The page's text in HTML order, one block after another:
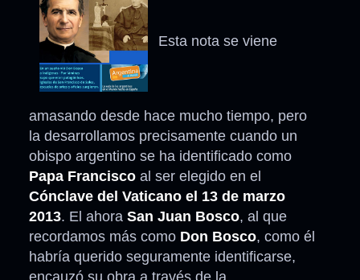
Esta nota se viene
amasando desde hace mucho tiempo, pero
la desarrollamos precisamente cuando un
obispo argentino se ha identificado como
Papa Francisco al ser elegido en el
Cónclave del Vaticano el 13 de marzo
2013. El ahora San Juan Bosco, al que
recordamos más como Don Bosco, como él
habría querido seguramente identificarse,
encauzó su obra a través de la